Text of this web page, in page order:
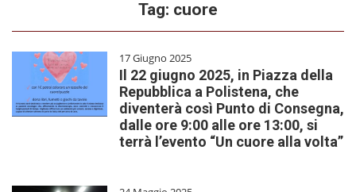
Tag: cuore
17 Giugno 2025
Il 22 giugno 2025, in Piazza della
Repubblica a Polistena, che
diventerà così Punto di Consegna,
dalle ore 9:00 alle ore 13:00, si
terrà l’evento “Un cuore alla volta”